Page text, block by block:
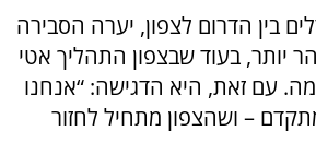
בין הדרום לצפון, יערה הסבירה
יותר, בעוד שבצפון התהליך אטי
עם זאת, היא הדגישה: “אנחנו
– ושהצפון מתחיל לחזור